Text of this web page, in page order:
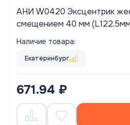
АНИ W0420 Эксцентрик
смещением 40 мм
Наличие товара:
Екатеринбург
671.94 ₽